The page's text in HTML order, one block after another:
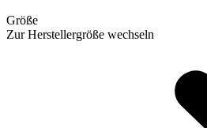
Größe
Zur Herstellergröße wechseln